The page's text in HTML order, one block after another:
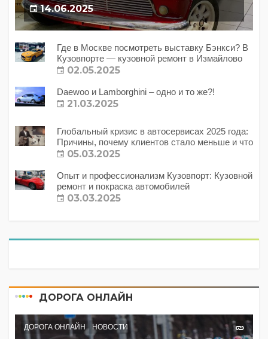
14.06.2025
Где в Москве посмотреть выставку Бэнкси? В
Кузовпорте — кузовной ремонт в Измайлово
02.05.2025
Daewoo и Lamborghini – одно и то же?!
21.03.2025
Глобальный кризис в автосервисах 2025 года:
Причины, почему клиентов стало меньше и что
с этим делать?
05.03.2025
Опыт и профессионализм Кузовпорт: Кузовной
ремонт и покраска автомобилей
03.03.2025
ДОРОГА ОНЛАЙН
ДОРОГА ОНЛАЙН НОВОСТИ